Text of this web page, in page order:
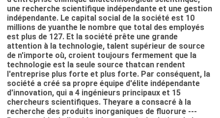
une recherche scientifique indépendante et une gestion
indépendante. Le capital social de la société est 10
millions de yuanthe le nombre que total des employés
est plus de 127. Et la société prête une grande
attention à la technologie, talent supérieur de source
de n'importe où, croient toujours fermement que la
technologie est la seule source thatcan rendent
l'entreprise plus forte et plus forte. Par conséquent, la
société a créé sa propre équipe d'élite indépendante
d'innovation, qui a 4 ingénieurs principaux et 15
chercheurs scientifiques. Theyare a consacré à la
recherche des produits inorganiques de fluorure ---